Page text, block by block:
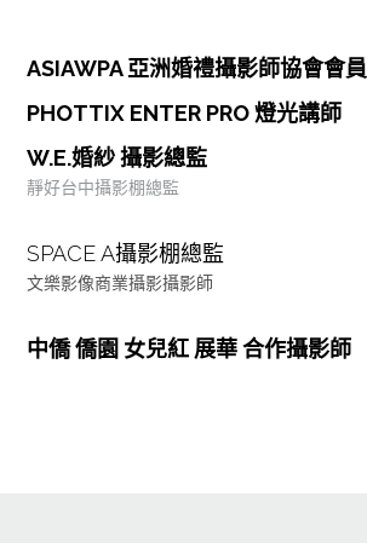
ASIAWPA 亞洲婚禮攝影師協會會員
PHOTTIX ENTER PRO 燈光講師
W.E.婚紗 攝影總監
靜好台中攝影棚總監
SPACE A攝影棚總監
文樂影像商業攝影攝影師
中僑 僑園 女兒紅 展華 合作攝影師